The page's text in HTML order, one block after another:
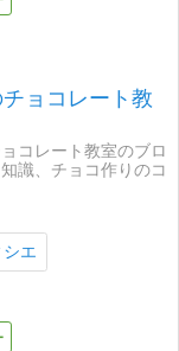
ョコレート教
コレート教室のブロ
識、チョコ作りのコ
エ